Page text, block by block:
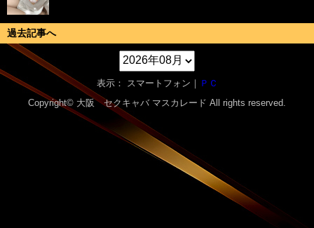
過去記事へ
表示： スマートフォン｜ ＰＣ
Copyright© 大阪 セクキャバ マスカレード All rights reserved.